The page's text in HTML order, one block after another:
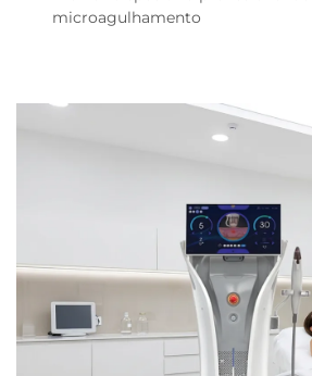
microagulhamento